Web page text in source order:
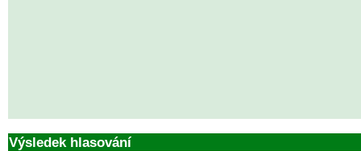
Výsledek hlasování